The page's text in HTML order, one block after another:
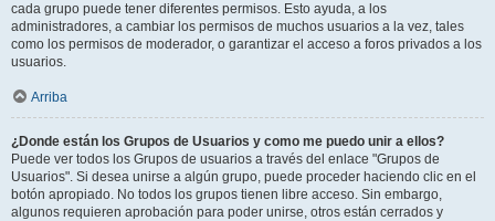
cada grupo puede tener diferentes permisos. Esto ayuda, a los
administradores, a cambiar los permisos de muchos usuarios a la vez, tales
como los permisos de moderador, o garantizar el acceso a foros privados a los
usuarios.
Arriba
¿Donde están los Grupos de Usuarios y como me puedo unir a ellos?
Puede ver todos los Grupos de usuarios a través del enlace "Grupos de
Usuarios". Si desea unirse a algún grupo, puede proceder haciendo clic en el
botón apropiado. No todos los grupos tienen libre acceso. Sin embargo,
algunos requieren aprobación para poder unirse, otros están cerrados y